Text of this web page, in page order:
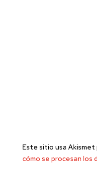
Este sitio usa Akismet
cómo se procesan los